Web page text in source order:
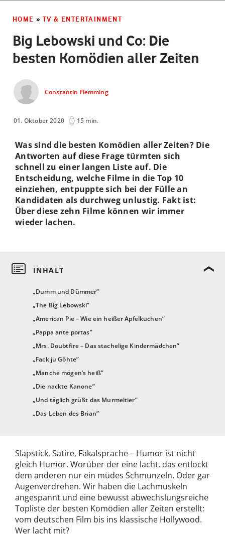
HOME » TV & ENTERTAINMENT
Big Lebowski und Co: Die
besten Komödien aller Zeiten
Constantin Flemming
01. Oktober 2020 15 min.
„Dumm und Dümmer”
„The Big Lebowski”
„American Pie – Wie ein heißer Apfelkuchen”
„Pappa ante portas”
„Mrs. Doubtfire – Das stachelige Kindermädchen”
„Fack ju Göhte”
„Manche mögen’s heiß”
„Die nackte Kanone”
„Und täglich grüßt das Murmeltier”
„Das Leben des Brian”
Was sind die besten Komödien aller Zeiten? Die
Antworten auf diese Frage türmten sich
schnell zu einer langen Liste auf. Die
Entscheidung, welche Filme in die Top 10
einziehen, entpuppte sich bei der Fülle an
Kandidaten als durchweg unlustig. Fakt ist:
Über diese zehn Filme können wir immer
wieder lachen.
Slapstick, Satire, Fäkalsprache – Humor ist nicht
gleich Humor. Worüber der eine lacht, das entlockt
dem anderen nur ein müdes Schmunzeln. Oder gar
Augenverdrehen. Wir haben die Lachmuskeln
angespannt und eine bewusst abwechslungsreiche
Topliste der besten Komödien aller Zeiten erstellt:
vom deutschen Film bis ins klassische Hollywood.
Wer lacht mit?